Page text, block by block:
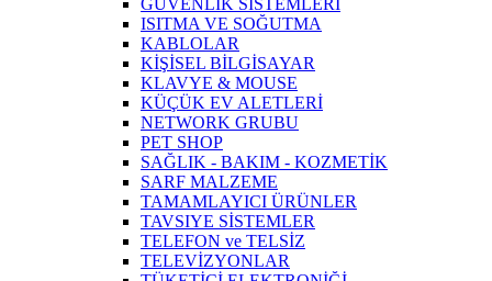
GÜVENLİK SİSTEMLERİ
ISITMA VE SOĞUTMA
KABLOLAR
KİŞİSEL BİLGİSAYAR
KLAVYE & MOUSE
KÜÇÜK EV ALETLERİ
NETWORK GRUBU
PET SHOP
SAĞLIK - BAKIM - KOZMETİK
SARF MALZEME
TAMAMLAYICI ÜRÜNLER
TAVSIYE SİSTEMLER
TELEFON ve TELSİZ
TELEVİZYONLAR